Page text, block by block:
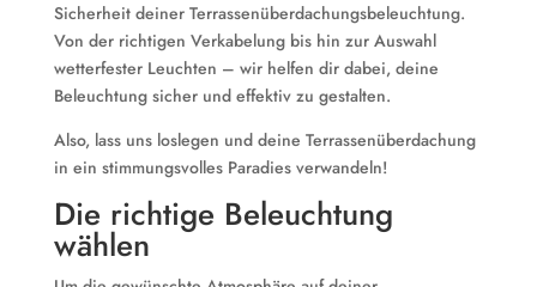
Sicherheit deiner Terrassenüberdachungsbeleuchtung.
Von der richtigen Verkabelung bis hin zur Auswahl
wetterfester Leuchten – wir helfen dir dabei, deine
Beleuchtung sicher und effektiv zu gestalten.
Also, lass uns loslegen und deine Terrassenüberdachung
in ein stimmungsvolles Paradies verwandeln!
Die richtige Beleuchtung
wählen